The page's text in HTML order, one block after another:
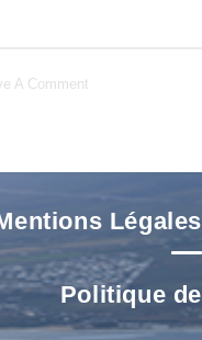
A Comment
Légales
Politique de